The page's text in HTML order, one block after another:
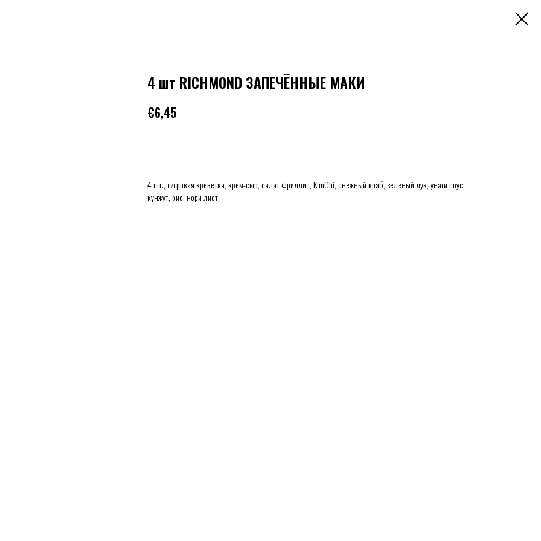
4 шт RICHMOND ЗАПЕЧЁННЫЕ МАКИ
€6,45
4 шт., тигровая креветка, крем-сыр, салат фриллис, KimChi, снежный краб, зелёный лук, унаги соус,
кунжут, рис, нори лист